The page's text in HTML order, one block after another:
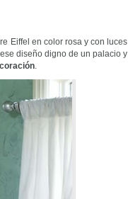
Eiffel en color rosa y con luces
diseño digno de un palacio y
.